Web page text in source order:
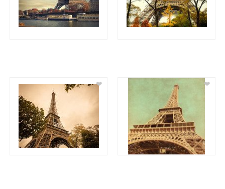
❤ ❤